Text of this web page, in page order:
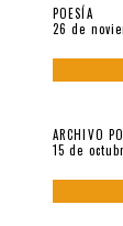
POESÍA
26 de
ARCHIVO
15 de